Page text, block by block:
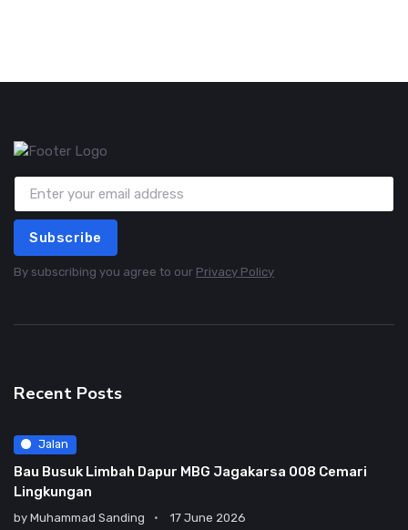
Subscribe
By subscribing you agree to our Privacy Policy
Recent Posts
Jalan
Bau Busuk Limbah Dapur MBG Jagakarsa 008 Cemari
Lingkungan
by Muhammad Sanding 17 June 2026